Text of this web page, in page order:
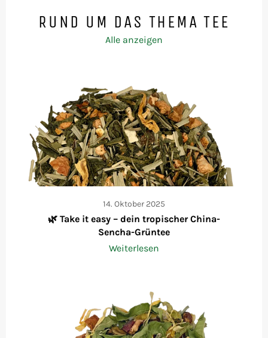
RUND UM DAS THEMA TEE
Alle anzeigen
14. Oktober 2025
🌿 Take it easy – dein tropischer China-
Sencha-Grüntee
Weiterlesen